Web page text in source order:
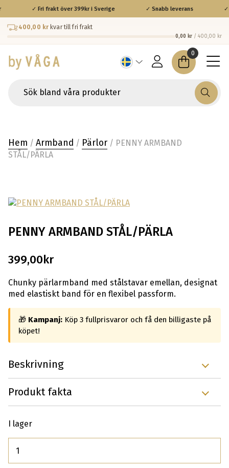
✓ Fri frakt över 399kr i Sverige ✓ Snabb leverans ✓
400,00 kr kvar till fri frakt
0,00 kr / 400,00 kr
0
Hem / Armband / Pärlor / PENNY ARMBAND
STÅL/PÄRLA
PENNY ARMBAND STÅL/PÄRLA
399,00kr
Chunky pärlarmband med stålstavar emellan, designat
med elastiskt band för en flexibel passform.
🎁 Kampanj: Köp 3 fullprisvaror och få den billigaste på
köpet!
Beskrivning
Produkt fakta
I lager